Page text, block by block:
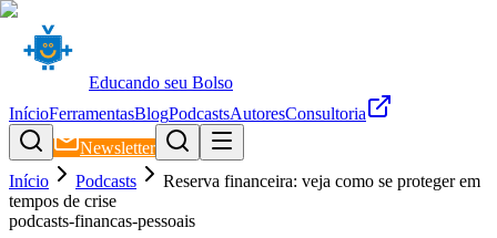
Educando seu Bolso
InícioFerramentasBlogPodcastsAutoresConsultoria
Newsletter
Início
Podcasts
Reserva financeira: veja como se proteger em
tempos de crise
podcasts-financas-pessoais